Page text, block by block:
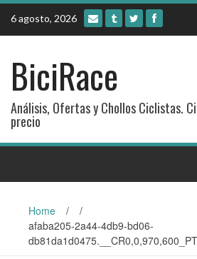
Skip
content
6 agosto, 2026
BiciRace
Análisis, Ofertas y Chollos Ciclistas.
precio
Home /
/
afaba205-2a44-4db9-bd06-